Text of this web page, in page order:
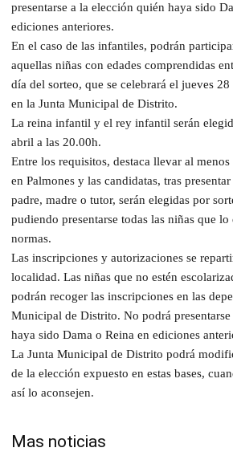
presentarse a la elección quién haya sido
ediciones anteriores.
En el caso de las infantiles, podrán
aquellas niñas con edades comprendidas
día del sorteo, que se celebrará el jueves
en la Junta Municipal de Distrito.
La reina infantil y el rey infantil serán
abril a las 20.00h.
Entre los requisitos, destaca llevar al
en Palmones y las candidatas, tras
padre, madre o tutor, serán elegidas por
pudiendo presentarse todas las niñas que
normas.
Las inscripciones y autorizaciones se
localidad. Las niñas que no estén
podrán recoger las inscripciones en las
Municipal de Distrito. No podrá
haya sido Dama o Reina en ediciones
La Junta Municipal de Distrito podrá
de la elección expuesto en estas bases,
así lo aconsejen.
Mas noticias